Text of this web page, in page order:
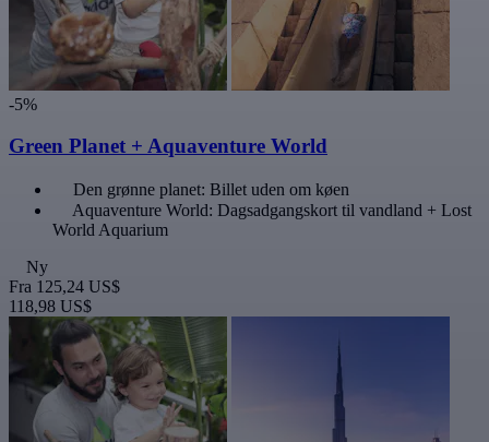
-5%
Green Planet + Aquaventure World
Den grønne planet: Billet uden om køen
Aquaventure World: Dagsadgangskort til vandland + Lost
World Aquarium
Ny
Fra 125,24 US$
118,98 US$